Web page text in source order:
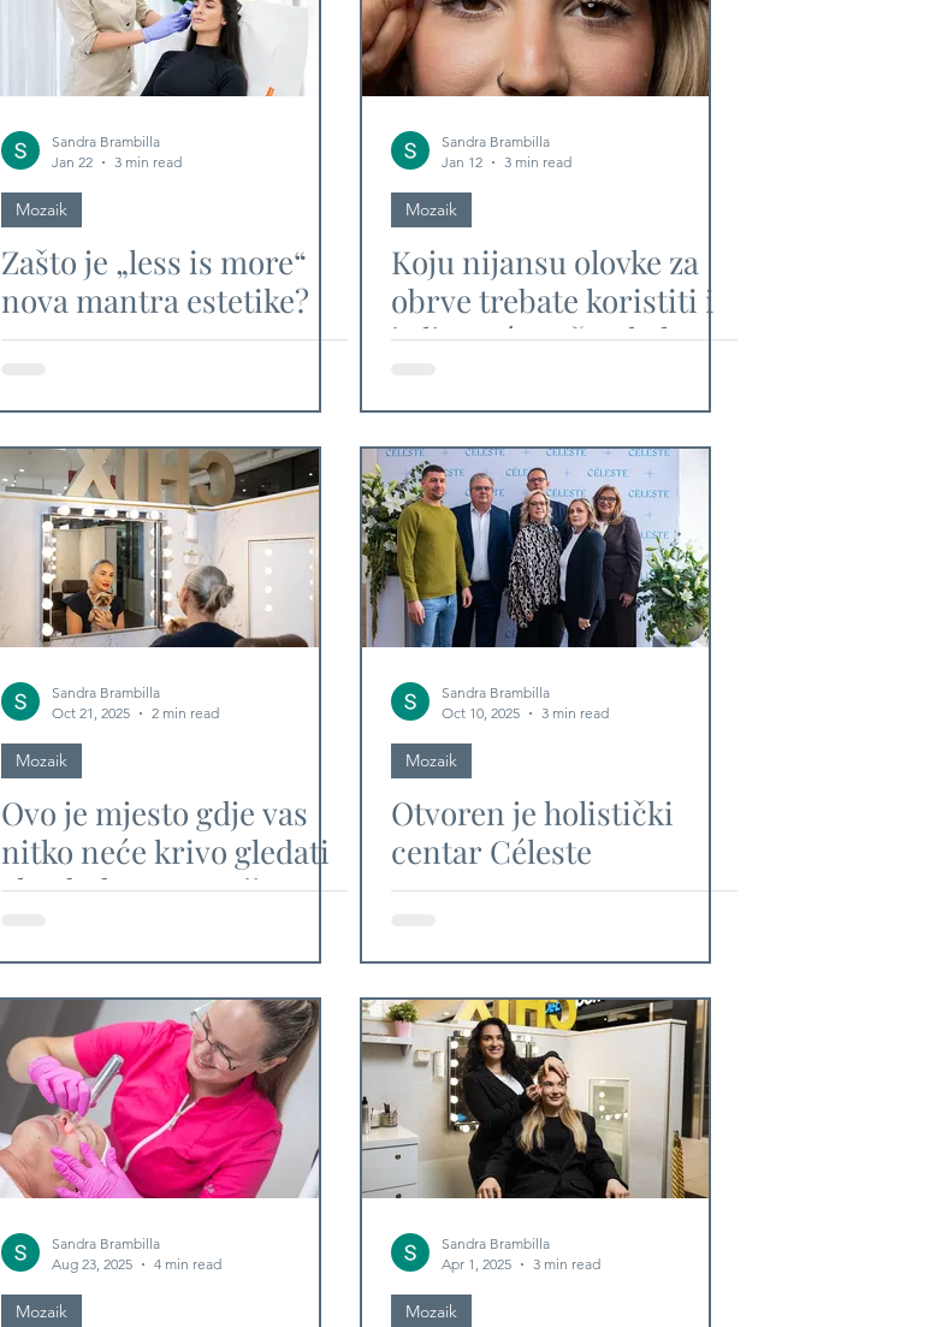
Sandra Brambilla
Jan 22
3 min read
Mozaik
Zašto je „less is more“
nova mantra estetike?
Sandra Brambilla
Jan 12
3 min read
Mozaik
Koju nijansu olovke za
obrve trebate koristiti i
je li uopće važno kakva
odgovore!
Sandra Brambilla
Oct 21, 2025
2 min read
Mozaik
Ovo je mjesto gdje vas
nitko neće krivo gledati
ako dođete sa svojim
uljepšat ćete svima dan!
Sandra Brambilla
Oct 10, 2025
3 min read
Mozaik
Otvoren je holistički
centar Céleste
Sandra Brambilla
Aug 23, 2025
4 min read
Mozaik
Sandra Brambilla
Apr 1, 2025
3 min read
Mozaik